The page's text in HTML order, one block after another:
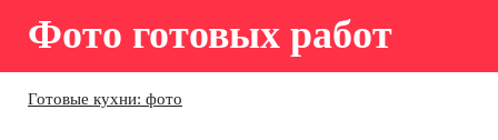
Фото готовых работ
Готовые кухни: фото